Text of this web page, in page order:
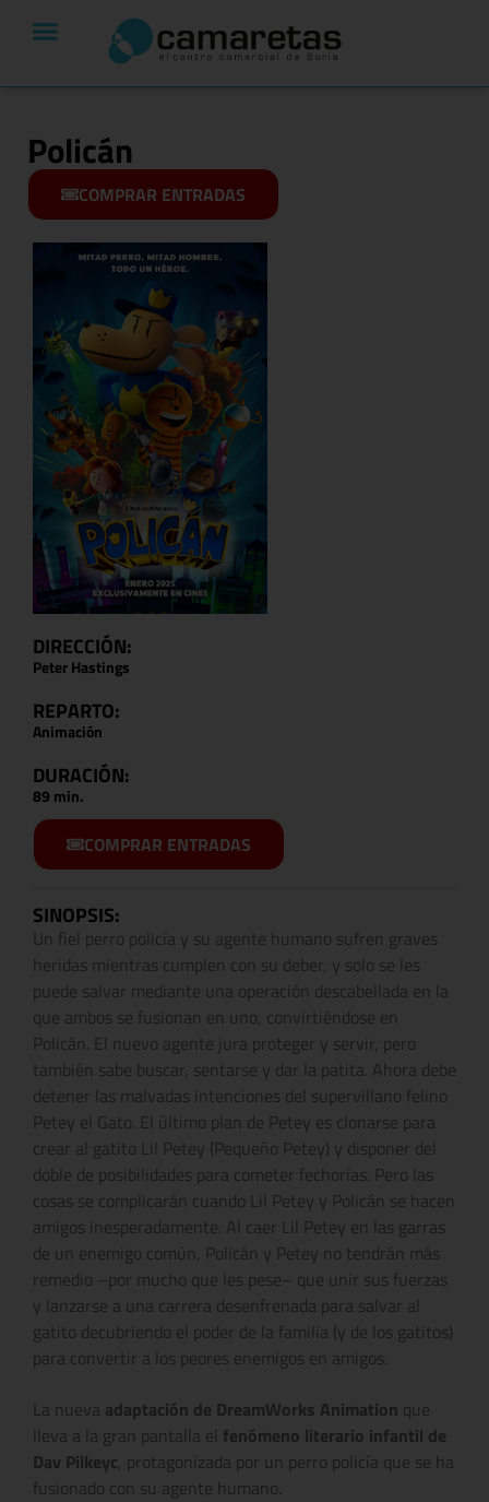
Policán
COMPRAR ENTRADAS
DIRECCIÓN:
Peter Hastings
REPARTO:
Animación
DURACIÓN:
89 min.
COMPRAR ENTRADAS
SINOPSIS:
Un fiel perro policía y su agente humano sufren graves
heridas mientras cumplen con su deber, y solo se les
puede salvar mediante una operación descabellada en la
que ambos se fusionan en uno, convirtiéndose en
Policán. El nuevo agente jura proteger y servir, pero
también sabe buscar, sentarse y dar la patita. Ahora debe
detener las malvadas intenciones del supervillano felino
Petey el Gato. El último plan de Petey es clonarse para
crear al gatito Lil Petey (Pequeño Petey) y disponer del
doble de posibilidades para cometer fechorías. Pero las
cosas se complicarán cuando Lil Petey y Policán se hacen
amigos inesperadamente. Al caer Lil Petey en las garras
de un enemigo común, Policán y Petey no tendrán más
remedio –por mucho que les pese– que unir sus fuerzas
y lanzarse a una carrera desenfrenada para salvar al
gatito decubriendo el poder de la familia (y de los gatitos)
para convertir a los peores enemigos en amigos.
La nueva adaptación de DreamWorks Animation que
lleva a la gran pantalla el fenómeno literario infantil de
Dav Pilkeyc, protagonizada por un perro policía que se ha
fusionado con su agente humano.